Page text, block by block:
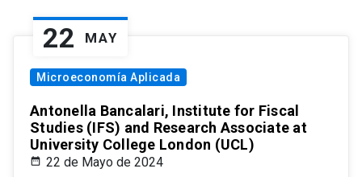
22 MAY
Microeconomía Aplicada
Antonella Bancalari, Institute for Fiscal
Studies (IFS) and Research Associate at
University College London (UCL)
22 de Mayo de 2024